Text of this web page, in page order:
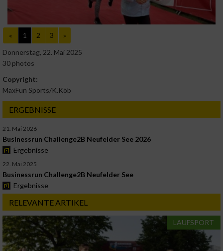
« 1 2 3
»
Donnerstag, 22. Mai 2025
30 photos
Copyright:
MaxFun Sports/K.Köb
ERGEBNISSE
21. Mai 2026
Businessrun Challenge2B Neufelder See 2026
Ergebnisse
22. Mai 2025
Businessrun Challenge2B Neufelder See
Ergebnisse
RELEVANTE ARTIKEL
LAUFSPORT
Speichern von oder Zugriff auf Informationen
Verwendung reduzierter Daten zur Auswahl
von Werbeanzeigen
Erstellung von Profilen für personalisierte
Werbung
personalisierter Werbung
Erstellung von Profilen zur Personalisierung
von Inhalten
personalisierter Inhalte
Messung der Werbeleistung
Messung der Performance von Inhalten